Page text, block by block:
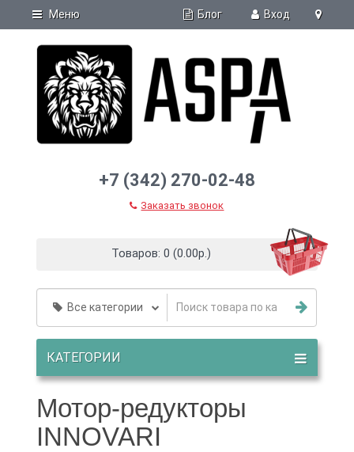
Блог Вход
Меню
+7 (342) 270-02-48
Заказать звонок
Товаров: 0 (0.00р.)
Все категории
КАТЕГОРИИ
Мотор-редукторы
INNOVARI